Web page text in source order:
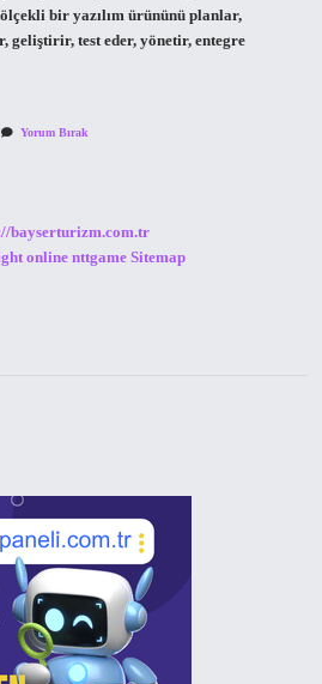
bir yazılım ürününü planlar,
geliştirir, test eder, yönetir, entegre
Yorum Bırak
bayserturizm.com.tr
online nttgame Sitemap